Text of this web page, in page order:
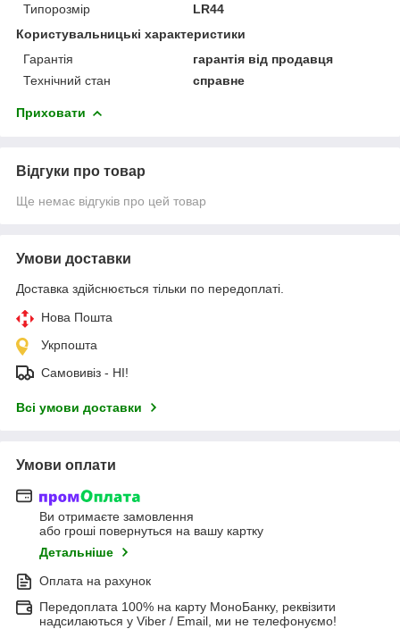
Типорозмір
LR44
Користувальницькі характеристики
Гарантія
гарантія від продавця
Технічний стан
справне
Приховати
Відгуки про товар
Ще немає відгуків про цей товар
Умови доставки
Доставка здійснюється тільки по передоплаті.
Нова Пошта
Укрпошта
Самовивіз - НІ!
Всі умови доставки
Умови оплати
Ви отримаєте замовлення
або гроші повернуться на вашу картку
Детальніше
Оплата на рахунок
Передоплата 100% на карту МоноБанку, реквізити
надсилаються у Viber / Email, ми не телефонуємо!